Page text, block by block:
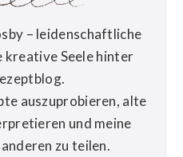
– leidenschaftliche
kreative Seele hinter
auszuprobieren, alte
und meine
zu teilen.